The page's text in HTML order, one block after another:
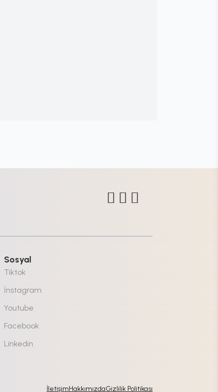
Sosyal
Tiktok
İnstagram
Youtube
Facebook
Linkedin
İletişimHakkımızdaGizlilik Politikası